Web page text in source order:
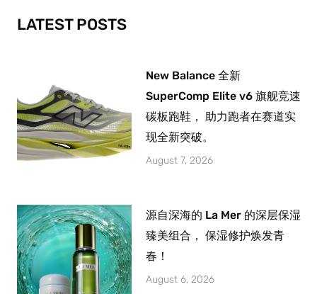
-
f
m
LATEST POSTS
New Balance 全新
SuperComp Elite v6 旗舰竞速
碳板跑鞋， 助力跑者在赛道实
现全新突破。
August 7, 2026
源自深海的 La Mer 的深层保湿
臻美组合， 保湿修护焕发青
春！
August 6, 2026